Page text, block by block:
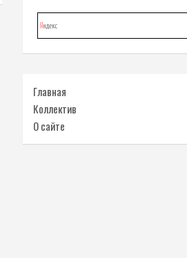
Главная
Коллектив
О сайте